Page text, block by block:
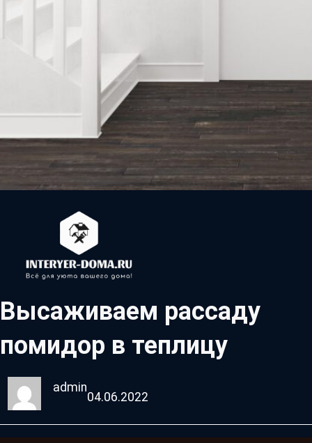
Высаживаем рассаду
помидор в теплицу
admin
04.06.2022